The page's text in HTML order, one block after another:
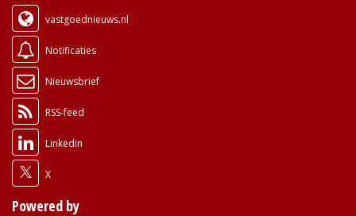
vastgoednieuws.nl
Notificaties
Nieuwsbrief
RSS-feed
Linkedin
X
Powered by